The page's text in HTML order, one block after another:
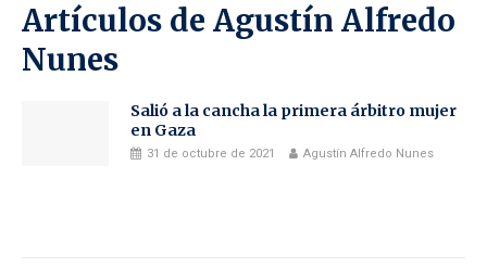
Artículos de Agustín Alfredo
Nunes
Salió a la cancha la primera árbitro mujer
en Gaza
31 de octubre de 2021 Agustín Alfredo Nunes